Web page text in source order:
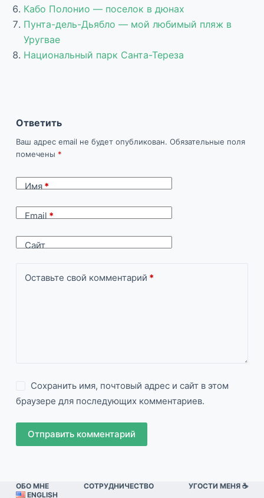
Кабо Полонио — поселок в дюнах
Пунта-дель-Дьябло — мой любимый пляж в
Уругвае
Национальный парк Санта-Тереза
Ответить
Ваш адрес email не будет опубликован. Обязательные поля
помечены *
Имя*
Email *
Сайт
Оставьте свой комментарий *
Сохранить имя, почтовый адрес и сайт в этом
браузере для последующих комментариев.
Отправить комментарий
ОБО МНЕ СОТРУДНИЧЕСТВО
УГОСТИ МЕНЯ ☕️
ENGLISH